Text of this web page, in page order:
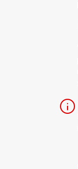
info